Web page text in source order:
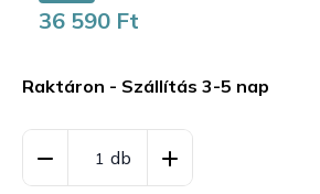
36 590 Ft
Raktáron - Szállítás 3-5 nap